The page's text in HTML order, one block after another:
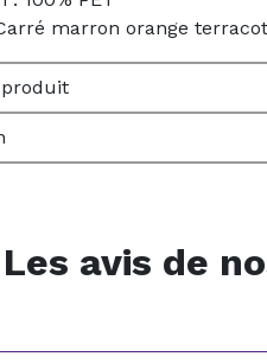
marron orange
Les avis de